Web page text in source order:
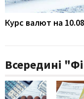
Курс валют на
Всередині